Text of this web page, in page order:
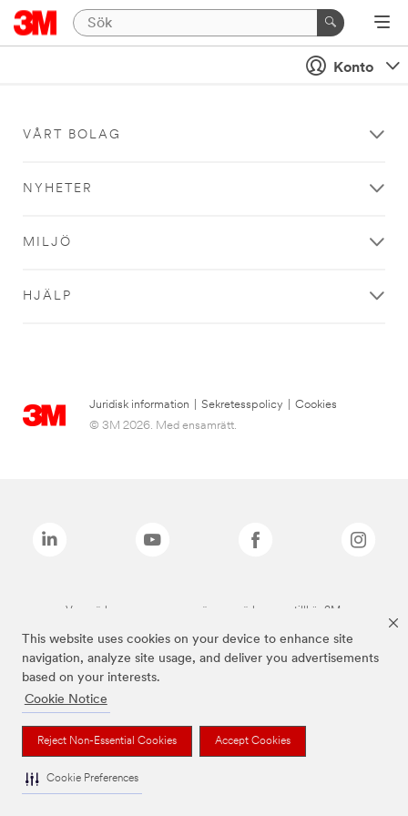
This website uses cookies on your device to enhance site
navigation, analyze site usage, and deliver you advertisements
based on your interests.
Cookie Notice
Reject Non-Essential Cookies Accept Cookies
Cookie Preferences
Konto
VÅRT BOLAG
NYHETER
MILJÖ
HJÄLP
Juridisk information Sekretesspolicy
Cookies
© 3M 2026. Med ensamrätt.
Varumärken som anges ovan är varumärken som tillhör 3M.